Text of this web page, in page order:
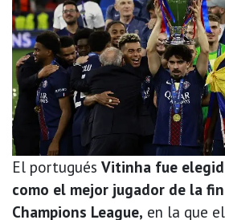
El portugués Vitinha fue
como el mejor jugador de la
Champions League, en la que el